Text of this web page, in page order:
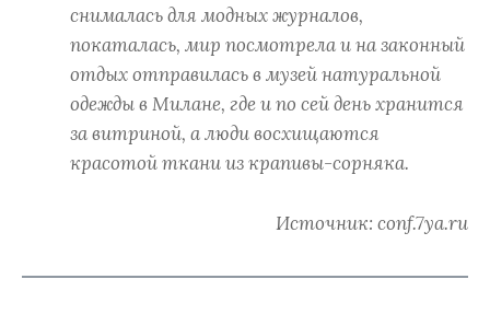
снималась для модных журналов,
покаталась, мир посмотрела и на законный
отдых отправилась в музей натуральной
одежды в Милане, где и по сей день хранится
за витриной, а люди восхищаются
красотой ткани из крапивы-сорняка.
Источник: conf.7ya.ru